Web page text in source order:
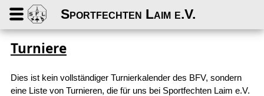
Sportfechten Laim e.V.
Turniere
Dies ist kein vollständiger Turnierkalender des BFV, sondern
eine Liste von Turnieren, die für uns bei Sportfechten Laim e.V.